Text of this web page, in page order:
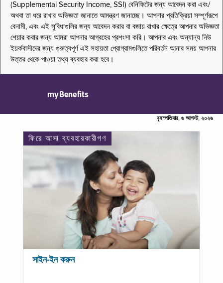
(Supplemental Security Income, SSI) বেনিফিটের জন্য আবেদন করা এবং/
অথবা তা ধরে রাখার অভিজ্ঞতা জানাতে আমন্ত্রণ জানাচ্ছে। আপনার প্রতিক্রিয়া সম্পূর্ণরূপে
বেনামী, এবং এই সুবিধাগুলির জন্য আবেদন করার বা বজায় রাখার ক্ষেত্রে আপনার অভিজ্ঞতা
শেয়ার করার জন্য আমরা আপনার আগ্রহের প্রশংসা করি। আপনার এবং অন্যান্য নিউ
ইয়র্কবাসীদের জন্য গুরুত্বপূর্ণ এই সহায়তা প্রোগ্রামগুলিতে পরিবর্তন আনার সময় আপনার
উত্তর থেকে পাওয়া তথ্য ব্যবহার করা হবে।
myBenefits
বৃহস্পতিবার, ৬ আগস্ট, ২০২৬
ফিরে আসা ব্যবহারকারীগণ
সাইন-ইন করুন